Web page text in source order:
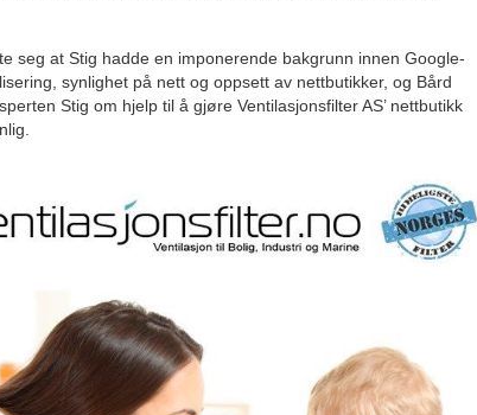
seg at Stig hadde en imponerende bakgrunn innen Google-
synlighet på nett og oppsett av nettbutikker, og Bård
Stig om hjelp til å gjøre Ventilasjonsfilter AS’ nettbutikk